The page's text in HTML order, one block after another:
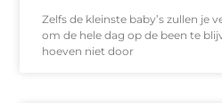
Zelfs de kleinste baby’s zullen je
om de hele dag op de been te
hoeven niet door